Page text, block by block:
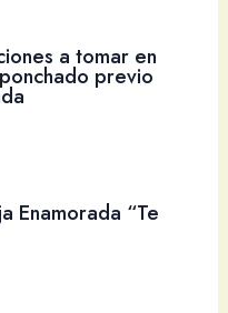
a tomar en
previo
Enamorada “Te